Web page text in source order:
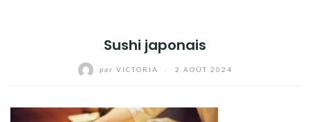
Sushi japonais
par VICTORIA 2 AOÛT 2024